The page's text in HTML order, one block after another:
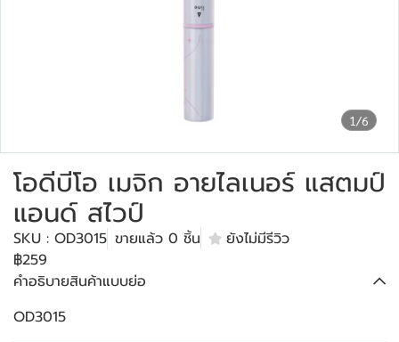
1/6
โอดีบีโอ เมจิก อายไลเนอร์ แสตมป์
แอนด์ สไวป์
SKU : OD3015 ขายแล้ว 0 ชิ้น
ยังไม่มีรีวิว
฿259
คำอธิบายสินค้าแบบย่อ
OD3015